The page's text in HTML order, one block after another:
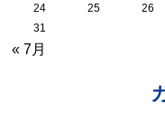
24
25 26
31
« 7月